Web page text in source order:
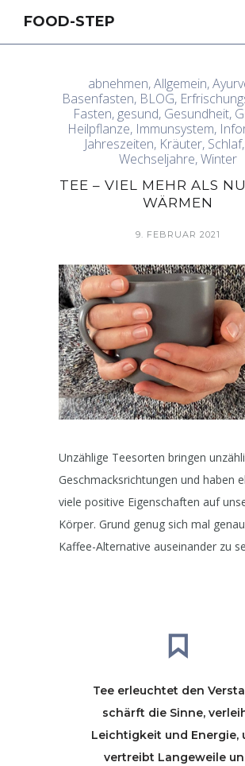
FOOD-STEP
abnehmen,Allgemein,
Basenfasten, BLOG,
Fasten, gesund, Gesundheit,
Heilpflanze, Immunsystem,
Jahreszeiten, Kräuter, Schlaf,
Wechseljahre,Winter
TEE – VIEL MEHR ALS
WÄRMEN
9. FEBRUAR 2021
Unzählige Teesorten bringen
Geschmacksrichtungen und haben
viele positive Eigenschaften auf
Körper. Grund genug sich mal
Kaffee-Alternative auseinander zu
Tee erleuchtet den
schärft die Sinne,
Leichtigkeit und Energie,
vertreibt Langeweile